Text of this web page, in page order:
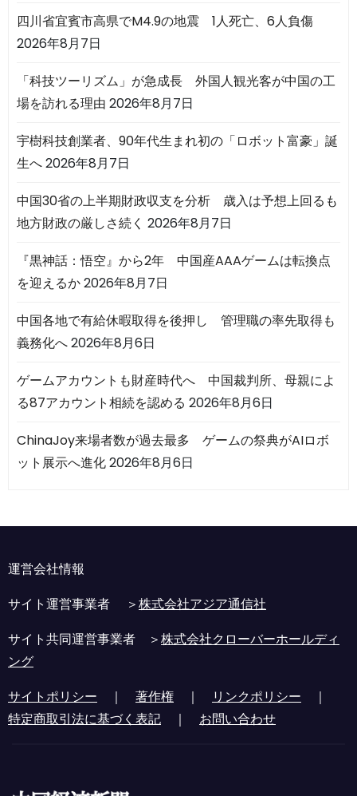
四川省宜賓市高県でM4.9の地震 1人死亡、6人負傷
2026年8月7日
「科技ツーリズム」が急成長 外国人観光客が中国の工
場を訪れる理由 2026年8月7日
宇樹科技創業者、90年代生まれ初の「ロボット富豪」誕
生へ2026年8月7日
中国30省の上半期財政収支を分析 歳入は予想上回るも
地方財政の厳しさ続く 2026年8月7日
『黒神話：悟空』から2年 中国産AAAゲームは転換点
を迎えるか2026年8月7日
中国各地で有給休暇取得を後押し 管理職の率先取得も
義務化へ2026年8月6日
ゲームアカウントも財産時代へ 中国裁判所、母親によ
る87アカウント相続を認める 2026年8月6日
ChinaJoy来場者数が過去最多 ゲームの祭典がAIロボ
ット展示へ進化2026年8月6日
運営会社情報
サイト運営事業者 ＞株式会社アジア通信社
サイト共同運営事業者 ＞株式会社クローバーホールディ
ング
サイトポリシー ｜ 著作権 ｜ リンクポリシー ｜
特定商取引法に基づく表記 ｜ お問い合わせ